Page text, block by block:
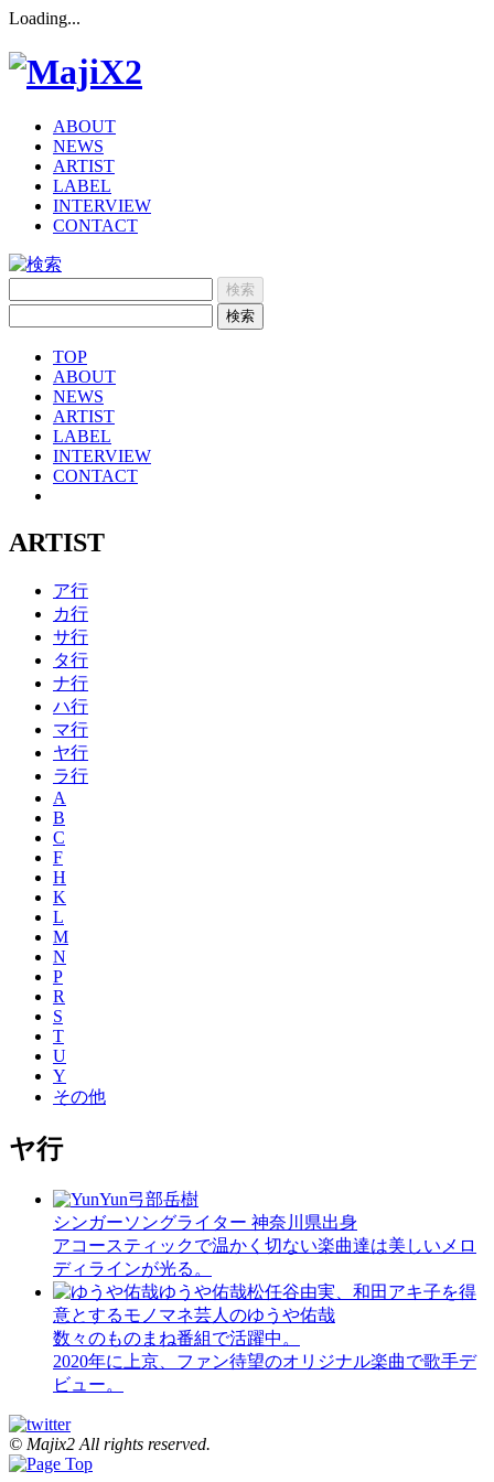
Loading...
ABOUT
NEWS
ARTIST
LABEL
INTERVIEW
CONTACT
TOP
ABOUT
NEWS
ARTIST
LABEL
INTERVIEW
CONTACT
ARTIST
ア行
カ行
サ行
タ行
ナ行
ハ行
マ行
ヤ行
ラ行
A
B
C
F
H
K
L
M
N
P
R
S
T
U
Y
その他
ヤ行
Yun弓部岳樹
シンガーソングライター 神奈川県出身
アコースティックで温かく切ない楽曲達は美しいメロ
ディラインが光る。
ゆうや佑哉松任谷由実、和田アキ子を得
意とするモノマネ芸人のゆうや佑哉
数々のものまね番組で活躍中。
2020年に上京、ファン待望のオリジナル楽曲で歌手デ
ビュー。
© Majix2 All rights reserved.